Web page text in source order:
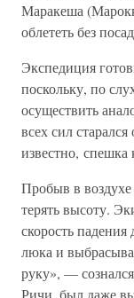
Маракеша
облететь без
Экспедиция
поскольку, по
осуществить
всех сил
известно,
Пробыв в
терять высоту.
скорость
люка и
руку», —
Ричи, был даже